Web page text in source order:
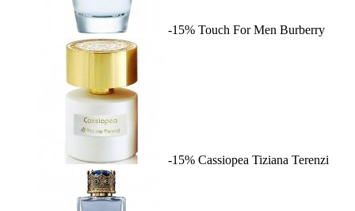
-15% Touch For Men Burberry
-15% Cassiopea Tiziana Terenzi